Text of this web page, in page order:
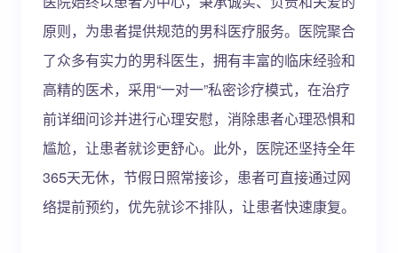
原则，为患者提供规范的男科医疗服务。医院聚合
了众多有实力的男科医生，拥有丰富的临床经验和
高精的医术，采用“一对一”私密诊疗模式，在治疗
前详细问诊并进行心理安慰，消除患者心理恐惧和
尴尬，让患者就诊更舒心。此外，医院还坚持全年
365天无休，节假日照常接诊，患者可直接通过网
络提前预约，优先就诊不排队，让患者快速康复。